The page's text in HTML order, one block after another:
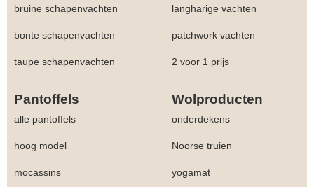
bruine schapenvachten langharige vachten
bonte schapenvachten patchwork vachten
taupe schapenvachten 2 voor 1 prijs
Pantoffels Wolproducten
alle pantoffels onderdekens
hoog model Noorse truien
mocassins yogamat